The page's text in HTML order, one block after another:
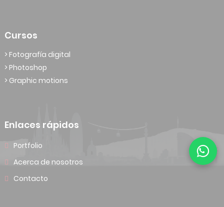
Cursos
> Fotografía digital
> Photoshop
> Graphic motions
Enlaces rápidos
Portfolio
Acerca de nosotros
Contacto